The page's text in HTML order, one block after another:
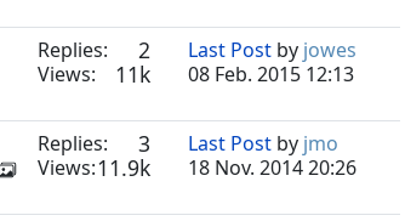
Replies: 2
Views: 11k
Last Post by jowes
08 Feb. 2015 12:13
Replies: 3
Views:11.9k
Last Post by jmo
18 Nov. 2014 20:26